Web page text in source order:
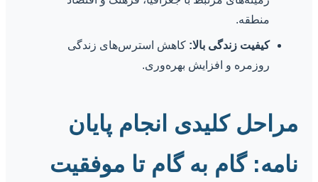
منطقه.
کیفیت زندگی بالا: کاهش استرس‌های زندگی
روزمره و افزایش بهره‌وری.
مراحل کلیدی انجام پایان
نامه: گام به گام تا موفقیت